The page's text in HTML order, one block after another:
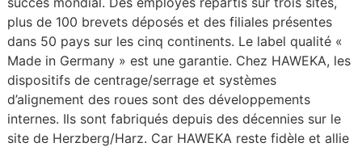
plus de 100 brevets déposés et des filiales présentes
dans 50 pays sur les cinq continents. Le label qualité «
Made in Germany » est une garantie. Chez HAWEKA, les
dispositifs de centrage/serrage et systèmes
d’alignement des roues sont des développements
internes. Ils sont fabriqués depuis des décennies sur le
site de Herzberg/Harz. Car HAWEKA reste fidèle et allie